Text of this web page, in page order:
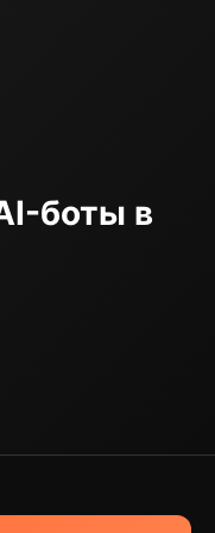
боты в